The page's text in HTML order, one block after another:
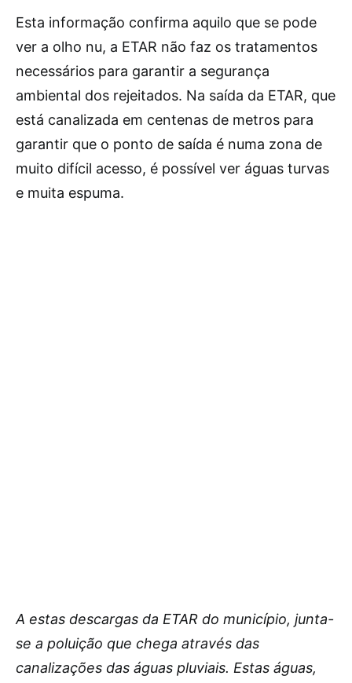
Esta informação confirma aquilo que se pode
ver a olho nu, a ETAR não faz os tratamentos
necessários para garantir a segurança
ambiental dos rejeitados. Na saída da ETAR, que
está canalizada em centenas de metros para
garantir que o ponto de saída é numa zona de
muito difícil acesso, é possível ver águas turvas
e muita espuma.
A estas descargas da ETAR do município, junta-
se a poluição que chega através das
canalizações das águas pluviais. Estas águas,